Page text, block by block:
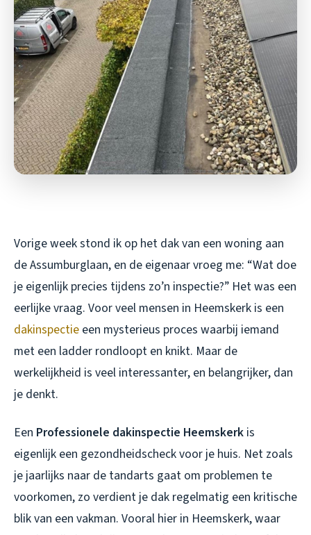
Vorige week stond ik op het dak van een woning aan
de Assumburglaan, en de eigenaar vroeg me: “Wat doe
je eigenlijk precies tijdens zo’n inspectie?” Het was een
eerlijke vraag. Voor veel mensen in Heemskerk is een
dakinspectie een mysterieus proces waarbij iemand
met een ladder rondloopt en knikt. Maar de
werkelijkheid is veel interessanter, en belangrijker, dan
je denkt.
Een Professionele dakinspectie Heemskerk is
eigenlijk een gezondheidscheck voor je huis. Net zoals
je jaarlijks naar de tandarts gaat om problemen te
voorkomen, zo verdient je dak regelmatig een kritische
blik van een vakman. Vooral hier in Heemskerk, waar